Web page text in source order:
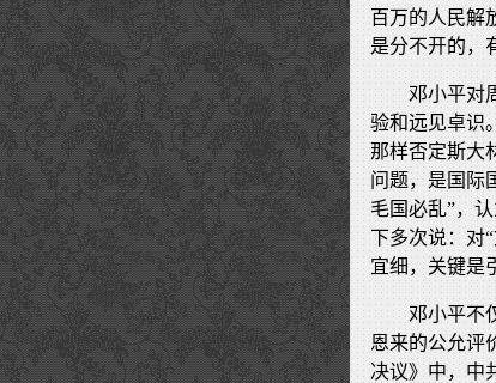
百万的人民解
是分不开的，
邓小平对
验和远见卓识
那样否定斯大
问题，是国际
毛国必乱”，
下多次说：对
宜细，关键是
邓小平不
恩来的公允评
决议》中，中